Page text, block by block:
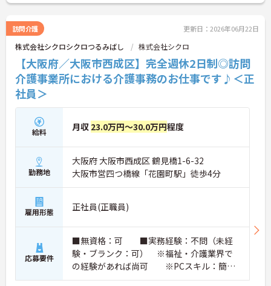
習日は勤務扱いとなり、合格時には嬉しいお祝い金
者、ケアマネ、管理者などへのキャリアパスも豊富
で、成長意欲のある方は短期間でのステップアップ
も夢ではありません。
◆訪問型で利用者様と1対1で向き合うため、職場の
人間関係のしがらみや派閥がなく、とても働きやす
いのが特徴です。ネイルもOKで、自分らしさを大切
にしながら働けます。
訪問介護 更新日：2026年06月22日
株式会社シクロシクロつるみばし 株式会社シクロ
【大阪府／大阪市西成区】完全週休2日制◎訪問
介護事業所における介護事務のお仕事です♪＜正
社員＞
給料 月収 23.0万円～30.0万円程度
勤務地
大阪府 大阪市西成区 鶴見橋1-6-32
大阪市営四つ橋線「花園町駅」徒歩4分
雇用形態 正社員(正職員)
応募要件
■無資格：可 ■実務経験：不問（未経
験・ブランク：可） ※福祉・介護業界で
の経験があれば尚可 ※PCスキル：簡単
なPCスキル